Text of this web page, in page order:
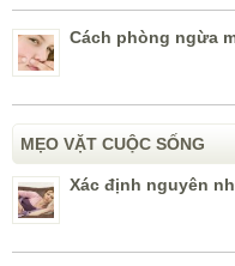
Cách phòng ngừa
MẸO VẶT CUỘC SỐNG
Xác định nguyên